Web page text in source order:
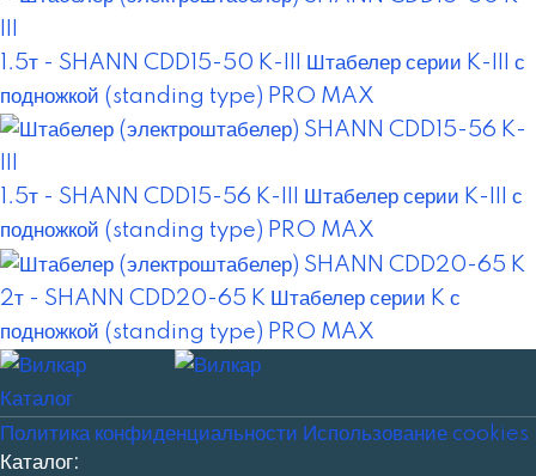
1.5т - SHANN CDD15-50 K-III Штабелер серии K-III с
подножкой (standing type) PRO MAX
1.5т - SHANN CDD15-56 K-III Штабелер серии K-III с
подножкой (standing type) PRO MAX
2т - SHANN CDD20-65 K Штабелер серии K с
подножкой (standing type) PRO MAX
Каталог
Политика конфиденциальности Использование cookies
Каталог: